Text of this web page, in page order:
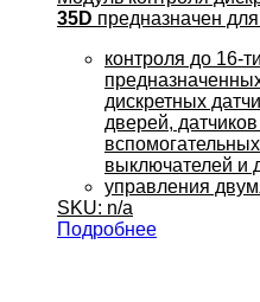
35D предназначен
контроля до 16-
дискретных
дверей,
выключателей и
управления
SKU: n/a
Подробнее